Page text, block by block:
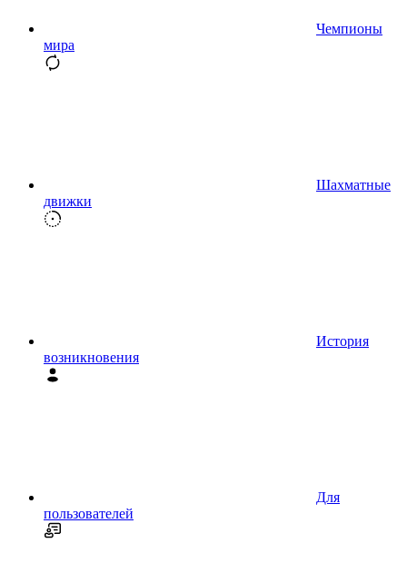
Чемпионы
мира
Шахматные
движки
История
возникновения
Для
пользователей